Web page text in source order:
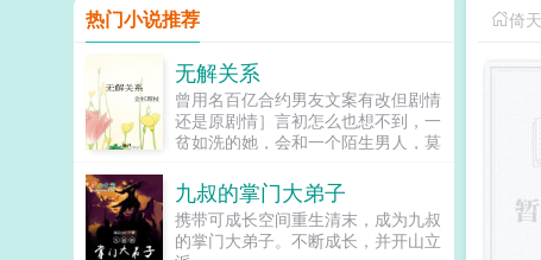
倚
热门小说推荐
无解关系
曾用名百亿合约男友文案有改但剧情
还是原剧情］言初怎么也想不到，一
贫如洗的她，会和一个陌生男人，莫
富交换。说白了就是他的钱进了她账
户，她的钱进了他账户还转！不！
回！去！好消息对方是陆洺执，陆氏
集团太子爷，多金，年轻，人还帅。
九叔的掌门大弟子
携带可成长空间重生清末，成为九叔
的掌门大弟子。不断成长，并开山立